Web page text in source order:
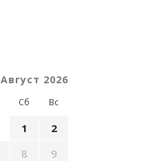
Август 2026
Сб Вс
1
2
8
9